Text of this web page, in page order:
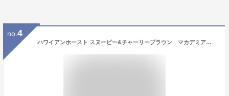
no. 4
ハワイアンホースト スヌーピー&チャーリーブラウン マカデミアナッツクッキー【ハワイ クッキー 人気 お土産 サクサク おいしい ハワイアン スヌーピー カウアイ島 おすすめ】